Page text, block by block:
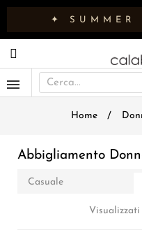
✦ SUMMER
Home
Abbigliamento
Casuale
Visualizzati